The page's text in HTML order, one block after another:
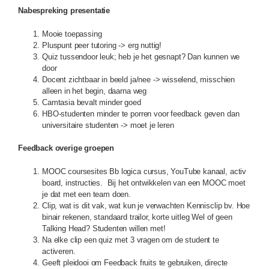
Nabespreking presentatie
Mooie toepassing
Pluspunt peer tutoring -> erg nuttig!
Quiz tussendoor leuk; heb je het gesnapt? Dan kunnen we
door
Docent zichtbaar in beeld ja/nee -> wisselend, misschien
alleen in het begin, daarna weg
Camtasia bevalt minder goed
HBO-studenten minder te porren voor feedback geven dan
universitaire studenten -> moet je leren
Feedback overige groepen
MOOC coursesites Bb logica cursus, YouTube kanaal, activ
board, instructies. Bij het ontwikkelen van een MOOC moet
je dat met een team doen.
Clip, wat is dit vak, wat kun je verwachten Kennisclip bv. Hoe
binair rekenen, standaard trailor, korte uitleg Wel of geen
Talking Head? Studenten willen met!
Na elke clip een quiz met 3 vragen om de student te
activeren.
Geeft pleidooi om Feedback fruits te gebruiken, directe